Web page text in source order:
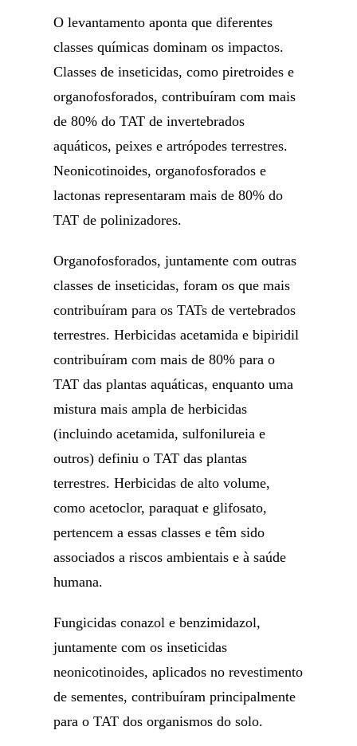
O levantamento aponta que diferentes
classes químicas dominam os impactos.
Classes de inseticidas, como piretroides e
organofosforados, contribuíram com mais
de 80% do TAT de invertebrados
aquáticos, peixes e artrópodes terrestres.
Neonicotinoides, organofosforados e
lactonas representaram mais de 80% do
TAT de polinizadores.
Organofosforados, juntamente com outras
classes de inseticidas, foram os que mais
contribuíram para os TATs de vertebrados
terrestres. Herbicidas acetamida e bipiridil
contribuíram com mais de 80% para o
TAT das plantas aquáticas, enquanto uma
mistura mais ampla de herbicidas
(incluindo acetamida, sulfonilureia e
outros) definiu o TAT das plantas
terrestres. Herbicidas de alto volume,
como acetoclor, paraquat e glifosato,
pertencem a essas classes e têm sido
associados a riscos ambientais e à saúde
humana.
Fungicidas conazol e benzimidazol,
juntamente com os inseticidas
neonicotinoides, aplicados no revestimento
de sementes, contribuíram principalmente
para o TAT dos organismos do solo.